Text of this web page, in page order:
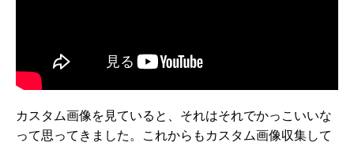
カスタム画像を見ていると、それはそれでかっこいいな
って思ってきました。これからもカスタム画像収集して